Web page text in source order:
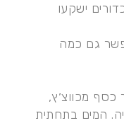
ישקעו
גם כמה
כסף מכווצ׳ץ,
המים בתחתית